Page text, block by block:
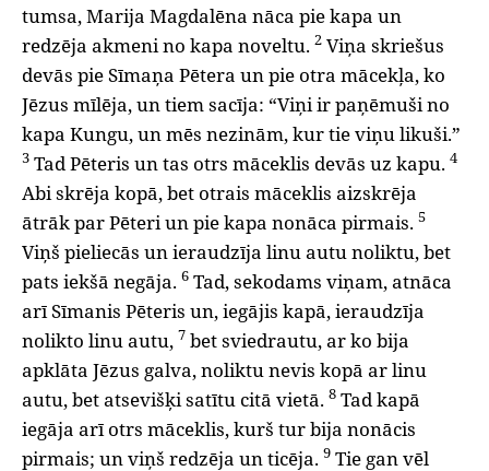
tumsa, Marija Magdalēna nāca pie kapa un
redzēja akmeni no kapa noveltu. 2 Viņa skriešus
devās pie Sīmaņa Pētera un pie otra mācekļa, ko
Jēzus mīlēja, un tiem sacīja: “Viņi ir paņēmuši no
kapa Kungu, un mēs nezinām, kur tie viņu likuši.”
3 Tad Pēteris un tas otrs māceklis devās uz kapu. 4
Abi skrēja kopā, bet otrais māceklis aizskrēja
ātrāk par Pēteri un pie kapa nonāca pirmais. 5
Viņš pieliecās un ieraudzīja linu autu noliktu, bet
pats iekšā negāja. 6 Tad, sekodams viņam, atnāca
arī Sīmanis Pēteris un, iegājis kapā, ieraudzīja
nolikto linu autu, 7 bet sviedrautu, ar ko bija
apklāta Jēzus galva, noliktu nevis kopā ar linu
autu, bet atsevišķi satītu citā vietā. 8 Tad kapā
iegāja arī otrs māceklis, kurš tur bija nonācis
pirmais; un viņš redzēja un ticēja. 9 Tie gan vēl